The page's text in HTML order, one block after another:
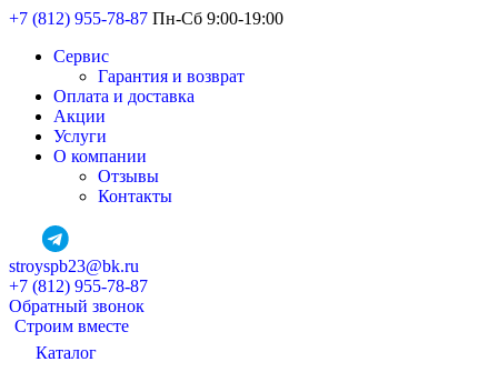
+7 (812) 955-78-87 Пн-Сб 9:00-19:00
Сервис
Гарантия и возврат
Оплата и доставка
Акции
Услуги
О компании
Отзывы
Контакты
stroyspb23@bk.ru
+7 (812) 955-78-87
Обратный звонок
Строим вместе
Каталог